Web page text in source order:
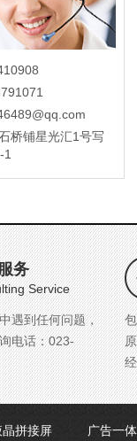
桥铺星光汇1号写
1
务
Service
遇到任何问题，
电话：023-
晶拼接屏 广告一